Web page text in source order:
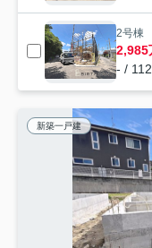
2号棟
2,985
- /
新築一戸建